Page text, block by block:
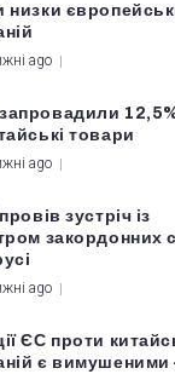
низки
ago
товари
ago
зустріч із
закордонних
ago
ЄС проти
є вимушеними